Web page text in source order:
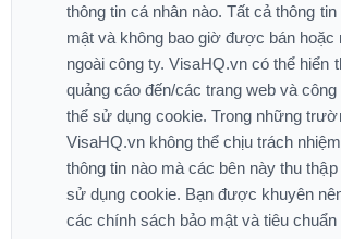
thông tin cá nhân nào. Tất cả thông tin
mật và không bao giờ được bán hoặc
ngoài công ty. VisaHQ.vn có thể hiển
quảng cáo đến/các trang web và
thể sử dụng cookie. Trong những
VisaHQ.vn không thể chịu trách
thông tin nào mà các bên này thu
sử dụng cookie. Bạn được khuyên
các chính sách bảo mật và tiêu